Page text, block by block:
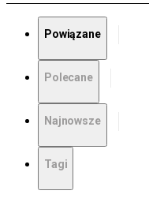
Powiązane
Polecane
Najnowsze
Tagi